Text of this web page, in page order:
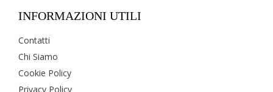
INFORMAZIONI UTILI
Contatti
Chi Siamo
Cookie Policy
Privacy Policy